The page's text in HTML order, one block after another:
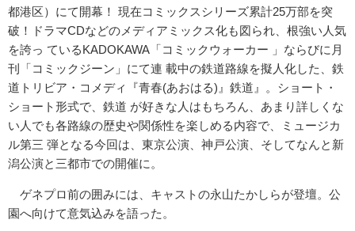
都港区）にて開幕！ 現在コミックスシリーズ累計25万部を突
破！ドラマCDなどのメディアミックス化も図られ、根強い人気
を誇っ ているKADOKAWA「コミックウォーカー 」ならびに月
刊「コミックジーン」にて連 載中の鉄道路線を擬人化した、鉄
道トリビア・コメディ『青春(あおはる)』鉄道』。ショート・
ショート形式で、鉄道 が好きな人はもちろん、あまり詳しくな
い人でも各路線の歴史や関係性を楽しめる内容で、ミュージカ
ル第三 弾となる今回は、東京公演、神戸公演、そしてなんと新
潟公演と三都市での開催に。
ゲネプロ前の囲みには、キャストの永山たかしらが登壇。公
園へ向けて意気込みを語った。